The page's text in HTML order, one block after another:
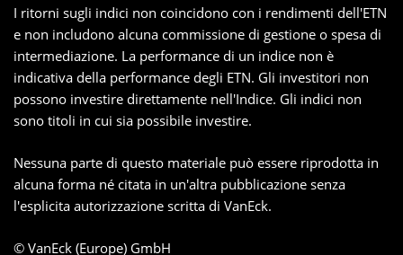
I ritorni sugli indici non coincidono con i rendimenti dell'ETN
e non includono alcuna commissione di gestione o spesa di
intermediazione. La performance di un indice non è
indicativa della performance degli ETN. Gli investitori non
possono investire direttamente nell'Indice. Gli indici non
sono titoli in cui sia possibile investire.
Nessuna parte di questo materiale può essere riprodotta in
alcuna forma né citata in un'altra pubblicazione senza
l'esplicita autorizzazione scritta di VanEck.
© VanEck (Europe) GmbH